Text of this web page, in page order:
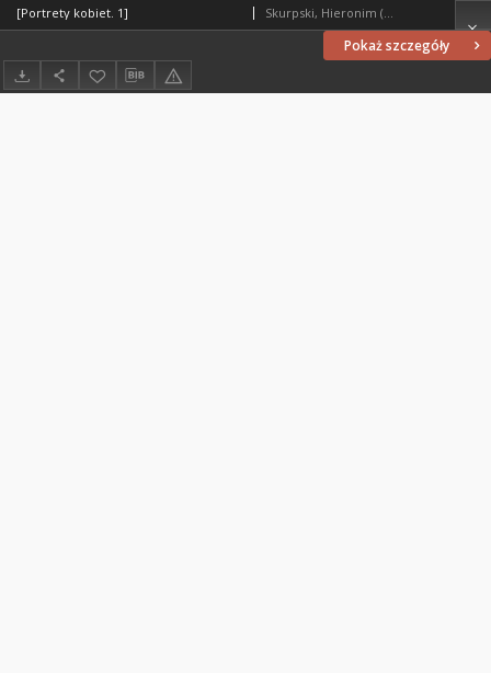
Pokaż szczegóły
[Portrety kobiet. 1] Skurpski, Hieronim (1914-2006)